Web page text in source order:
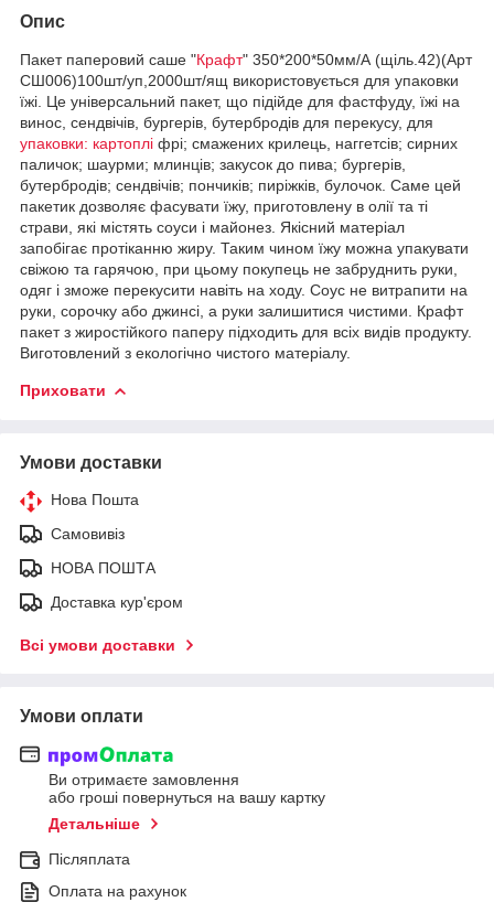
Опис
Пакет паперовий саше "Крафт" 350*200*50мм/А (щіль.42)(Арт
СШ006)100шт/уп,2000шт/ящ використовується для упаковки
їжі. Це універсальний пакет, що підійде для фастфуду, їжі на
винос, сендвічів, бургерів, бутербродів для перекусу, для
упаковки: картоплі фрі; смажених крилець, наггетсів; сирних
паличок; шаурми; млинців; закусок до пива; бургерів,
бутербродів; сендвічів; пончиків; пиріжків, булочок. Саме цей
пакетик дозволяє фасувати їжу, приготовлену в олії та ті
страви, які містять соуси і майонез. Якісний матеріал
запобігає протіканню жиру. Таким чином їжу можна упакувати
свіжою та гарячою, при цьому покупець не забруднить руки,
одяг і зможе перекусити навіть на ходу. Соус не витрапити на
руки, сорочку або джинсі, а руки залишитися чистими. Крафт
пакет з жиростійкого паперу підходить для всіх видів продукту.
Виготовлений з екологічно чистого матеріалу.
Приховати
Умови доставки
Нова Пошта
Самовивіз
НОВА ПОШТА
Доставка кур'єром
Всі умови доставки
Умови оплати
Ви отримаєте замовлення
або гроші повернуться на вашу картку
Детальніше
Післяплата
Оплата на рахунок